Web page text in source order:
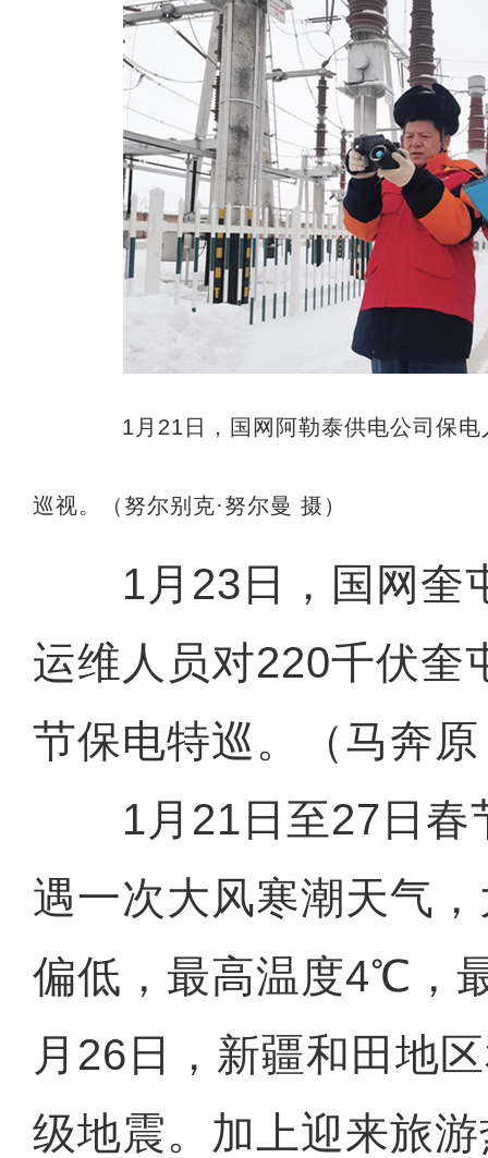
1月21日，国网阿勒泰供电公司保电
巡视。（努尔别克·努尔曼 摄）
1月23日，国网奎
运维人员对220千伏奎
节保电特巡。（马奔
1月21日至27日春
遇一次大风寒潮天气
偏低，最高温度4℃，
月26日，新疆和田地
级地震。加上迎来旅